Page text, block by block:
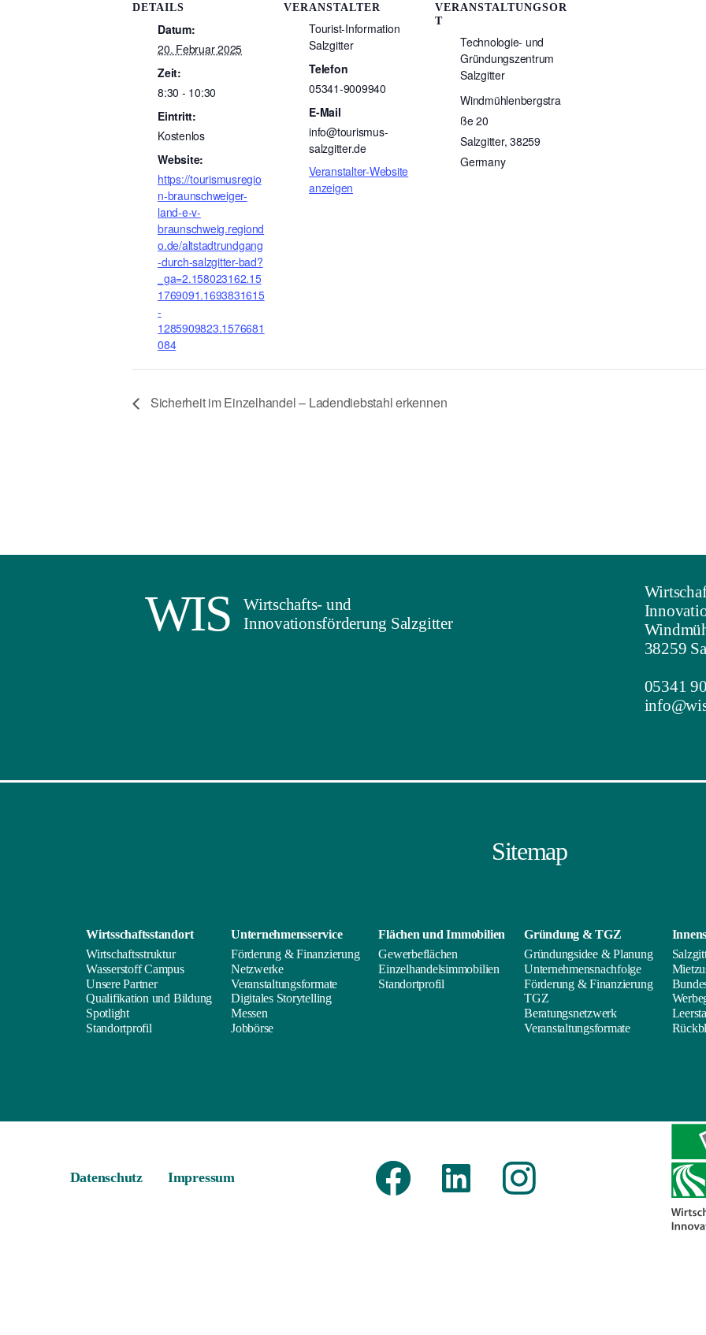
DETAILS
Datum:
20. Februar 2025
Zeit:
8:30 - 10:30
Eintritt:
Kostenlos
Website:
https://tourismusregio
n-braunschweiger-
land-e-v-
braunschweig.regiond
o.de/altstadtrundgang
-durch-salzgitter-bad?
_ga=2.158023162.15
1769091.1693831615
-
1285909823.1576681
084
VERANSTALTER
Tourist-Information
Salzgitter
Telefon
05341-9009940
E-Mail
info@tourismus-
salzgitter.de
Veranstalter-Website
anzeigen
VERANSTALTUNGSOR
T
Technologie- und
Gründungszentrum
Salzgitter
Windmühlenbergstra
ße 20
Salzgitter, 38259
Germany
Sicherheit im Einzelhandel – Ladendiebstahl erkennen
WIS
Wirtschafts- und
Innovationsförderung Salzgitter
38259
05341
Sitemap
Wirtsschafts­standort
Wirtschaftsstruktur
Wasserstoff Campus
Unsere Partner
Qualifikation und Bildung
Spotlight
Standortprofil
Unternehmens­service
Förderung & Finanzierung
Netzwerke
Veranstaltungsformate
Digitales Storytelling
Messen
Jobbörse
Flächen undImmobilien
Gewerbeflächen
Einzelhandelsimmobilien
Standortprofil
Gründung & TGZ
Gründungsidee & Planung
Unternehmensnachfolge
Förderung & Finanzierung
TGZ
Beratungsnetzwerk
Veranstaltungsformate
Datenschutz Impressum